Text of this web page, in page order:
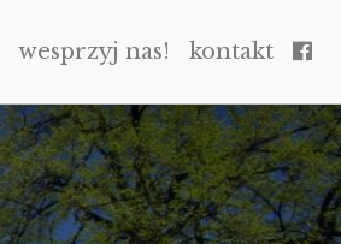
wesprzyj nas! kontakt